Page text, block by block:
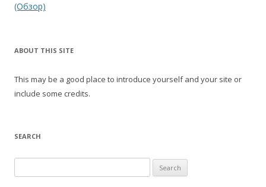
(Обзор)
ABOUT THIS SITE
This may be a good place to introduce yourself and your site or
include some credits.
SEARCH
for: